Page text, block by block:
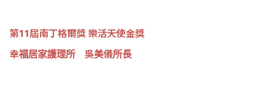
第11屆南丁格爾獎樂活天使金獎
幸福居家護理所 吳美儀所長